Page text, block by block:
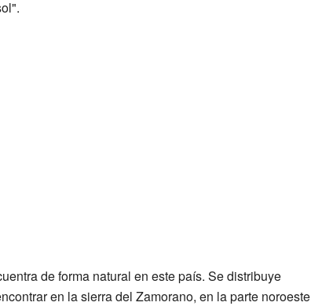
de forma natural en este país. Se distribuye
en la sierra del Zamorano, en la parte noroeste